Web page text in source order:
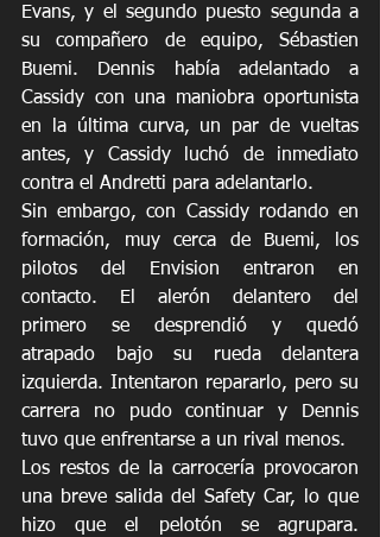
Evans, y el segundo puesto segunda a
su compañero de equipo, Sébastien
Buemi. Dennis había adelantado a
Cassidy con una maniobra oportunista
en la última curva, un par de vueltas
antes, y Cassidy luchó de inmediato
contra el Andretti para adelantarlo.
Sin embargo, con Cassidy rodando en
formación, muy cerca de Buemi, los
pilotos del Envision entraron en
contacto. El alerón delantero del
primero se desprendió y quedó
atrapado bajo su rueda delantera
izquierda. Intentaron repararlo, pero su
carrera no pudo continuar y Dennis
tuvo que enfrentarse a un rival menos.
Los restos de la carrocería provocaron
una breve salida del Safety Car, lo que
hizo que el pelotón se agrupara.